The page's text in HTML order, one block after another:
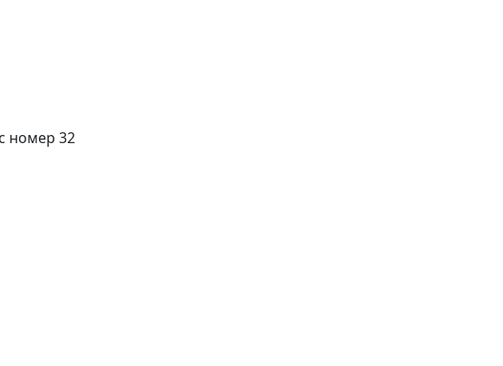
номер 32